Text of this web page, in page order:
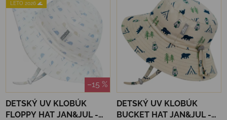
LETO 2026 🌊
–15 %
DETSKÝ UV KLOBÚK
FLOPPY HAT JAN&JUL -
DETSKÝ UV KLOBÚK
BUCKET HAT JAN&JUL -